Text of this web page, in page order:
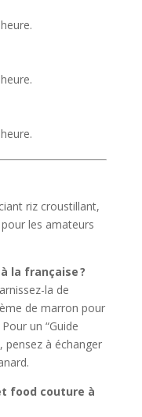
riz croustillant,
les amateurs
la française ?
la de
de marron pour
Pour un “Guide
pensez à échanger
food couture à